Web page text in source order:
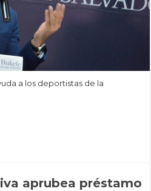
a los deportistas de la
aprubea préstamo